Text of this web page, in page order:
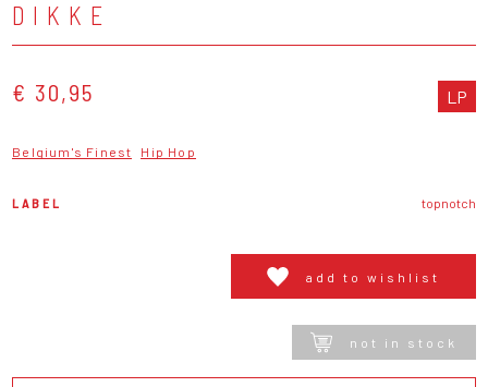
DIKKE
€ 30,95 LP
Belgium's Finest Hip Hop
LABEL topnotch
add to wishlist
not in stock